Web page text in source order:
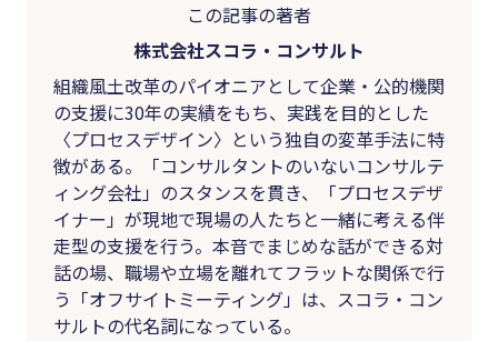
この記事の著者
株式会社スコラ・コンサルト
組織風土改革のパイオニアとして企業・公的機関
の支援に30年の実績をもち、実践を目的とした
〈プロセスデザイン〉という独自の変革手法に特
徴がある。「コンサルタントのいないコンサルテ
ィング会社」のスタンスを貫き、「プロセスデザ
イナー」が現地で現場の人たちと一緒に考える伴
走型の支援を行う。本音でまじめな話ができる対
話の場、職場や立場を離れてフラットな関係で行
う「オフサイトミーティング」は、スコラ・コン
サルトの代名詞になっている。